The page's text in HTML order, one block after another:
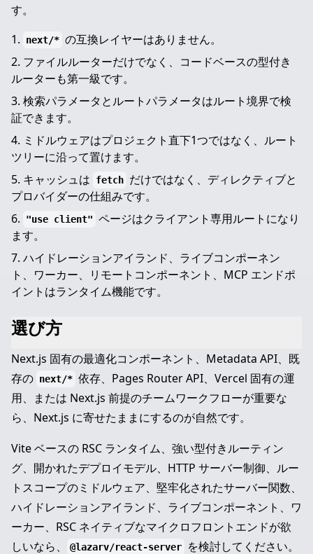
す。
next/* の互換レイヤーはありません。
ファイルルーターだけでなく、コードベースの型付き
ルーターも第一級です。
検索パラメータとルートパラメータはルート境界で検
証できます。
ミドルウェアはプロジェクト直下1つではなく、ルート
ツリーに沿って置けます。
キャッシュは
fetch だけではなく、ディレクティブと
プロバイダーの仕組みです。
"use client" ページはクライアント専用ルートになり
ます。
ハイドレーションアイランド、ライブコンポーネン
ト、ワーカー、リモートコンポーネント、MCP エンドポ
イントはランタイム機能です。
選び方
Next.js 固有の最適化コンポーネント、Metadata API、既
存の next/* 依存、Pages Router API、Vercel 固有の運
用、または Next.js 前提のチームワークフローが重要な
ら、Next.js に寄せたままにするのが自然です。
Vite ベースの RSC ランタイム、強い型付きルーティン
グ、開かれたデプロイモデル、HTTP サーバー制御、ルー
トスコープのミドルウェア、堅牢化されたサーバー関数、
ハイドレーションアイランド、ライブコンポーネント、ワ
ーカー、RSC ネイティブなマイクロフロントエンドが欲
しいなら、
@lazarv/react-server を検討してください。